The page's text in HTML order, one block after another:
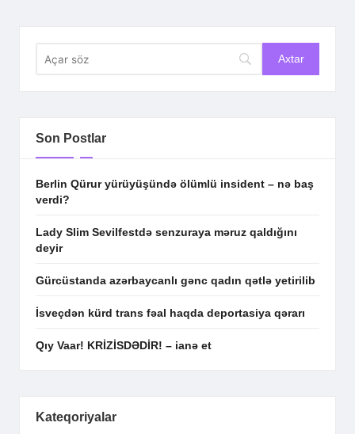
Son Postlar
Berlin Qürur yürüyüşündə ölümlü insident – nə baş
verdi?
Lady Slim Sevilfestdə senzuraya məruz qaldığını
deyir
Gürcüstanda azərbaycanlı gənc qadın qətlə yetirilib
İsveçdən kürd trans fəal haqda deportasiya qərarı
Qıy Vaar! KRİZİSDƏDİR! – ianə et
Kateqoriyalar